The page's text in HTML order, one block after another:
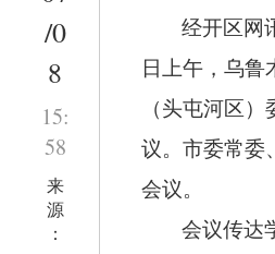
/0
8
15:
58
来
源
：
经开区网
日上午，乌鲁
（头屯河区
议。市委常委
会议。
会议传达